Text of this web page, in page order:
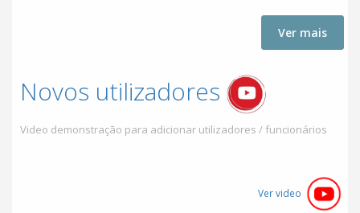
Ver mais
Novos utilizadores
Video demonstração para adicionar utilizadores / funcionários
Ver video